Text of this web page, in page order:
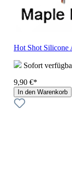
Hot Shot Silicone
Sofort
9,90 €*
In den Warenkorb